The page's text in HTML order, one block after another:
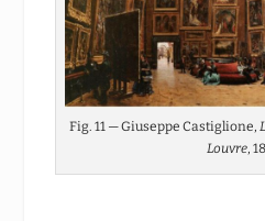
Fig. 11 — Giuseppe Castiglione,
Louvre,